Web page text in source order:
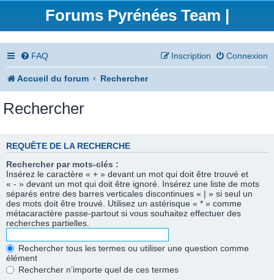
Forums Pyrénées Team |
FAQ Connexion
Inscription
Accueil du forum Rechercher
Rechercher
REQUÊTE DE LA RECHERCHE
Rechercher par mots-clés :
Insérez le caractère « + » devant un mot qui doit être trouvé et
« - » devant un mot qui doit être ignoré. Insérez une liste de mots
séparés entre des barres verticales discontinues « | » si seul un
des mots doit être trouvé. Utilisez un astérisque « * » comme
métacaractère passe-partout si vous souhaitez effectuer des
recherches partielles.
Rechercher tous les termes ou utiliser une question comme
élément
Rechercher n’importe quel de ces termes